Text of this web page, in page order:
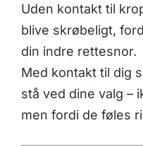
Uden kontakt til
blive skrøbeligt,
din indre rettesnor.
Med kontakt til dig
stå ved dine valg –
men fordi de føles